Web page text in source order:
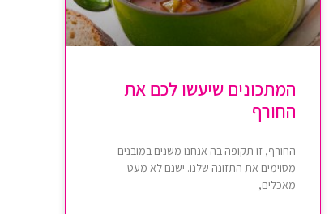
המתכונים שיעשו לכם את
החורף
החורף, זו תקופה בה אנחנו משנים במובנים
מסוימים את התזונה שלנו. ישנם לא מעט
מאכלים,